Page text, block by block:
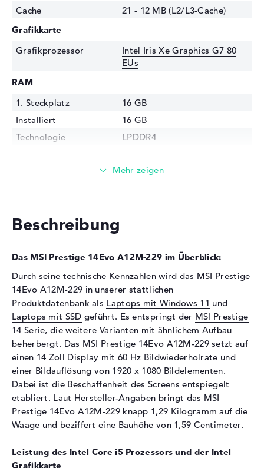
Cache
21 - 12 MB (L2/L3-Cache)
Grafikkarte
Grafikprozessor
Intel Iris Xe Graphics G7 80
EUs
RAM
1. Steckplatz
16 GB
Installiert
16 GB
Technologie
LPDDR4
512 GB SSD
Display
Display-Typ
14" TFT
Max. Auflösung
1920 x 1080
Auflösungstyp
Full-HD
Bildwiederholrate
60 Hz
Besonderheiten
Display, entspiegelt, LED-
Hintergrundbeleuchtung, IPS
Panel, WVA
Kartenleser
Unterstützte Flash-
Speicherkarten
microSD
Soundkarte
Beschreibung
Das MSI Prestige 14Evo A12M-229 im Überblick:
Durch seine technische Kennzahlen wird das MSI Prestige
14Evo A12M-229 in unserer stattlichen
Produktdatenbank als Laptops mit Windows 11 und
Laptops mit SSD geführt. Es entspringt der MSI Prestige
14 Serie, die weitere Varianten mit ähnlichem Aufbau
beherbergt. Das MSI Prestige 14Evo A12M-229 setzt auf
einen 14 Zoll Display mit 60 Hz Bildwiederholrate und
einer Bildauflösung von 1920 x 1080 Bildelementen.
Dabei ist die Beschaffenheit des Screens entspiegelt
etabliert. Laut Hersteller-Angaben bringt das MSI
Prestige 14Evo A12M-229 knapp 1,29 Kilogramm auf die
Waage und beziffert eine Bauhöhe von 1,59 Centimeter.
Leistung des Intel Core i5 Prozessors und der Intel
Grafikkarte